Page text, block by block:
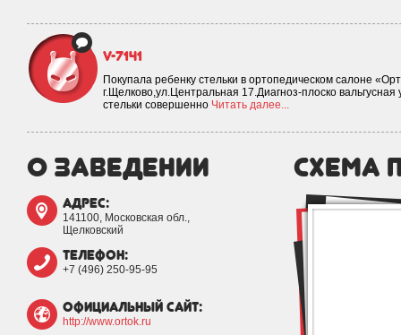
v-7141
Покупала ребенку стельки в ортопедическом салоне
г.Щелково,ул.Центральная 17.Диагноз-плоско
стельки совершенно Читать далее...
о заведении
адрес:
141100, Московская обл.,
Щелковский
телефон:
+7 (496) 250-95-95
официальный сайт:
http://www.ortok.ru
схема